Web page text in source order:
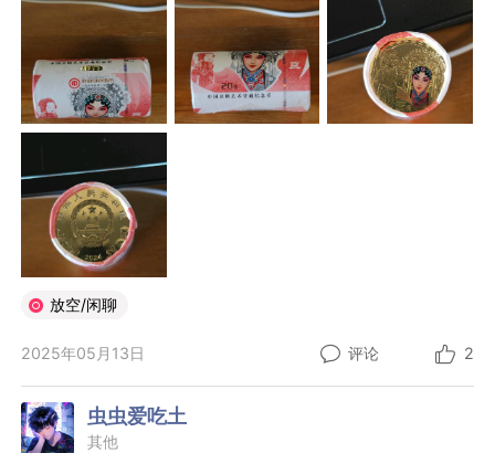
放空/闲聊
2025年05月13日 评论 2
虫虫爱吃土
其他